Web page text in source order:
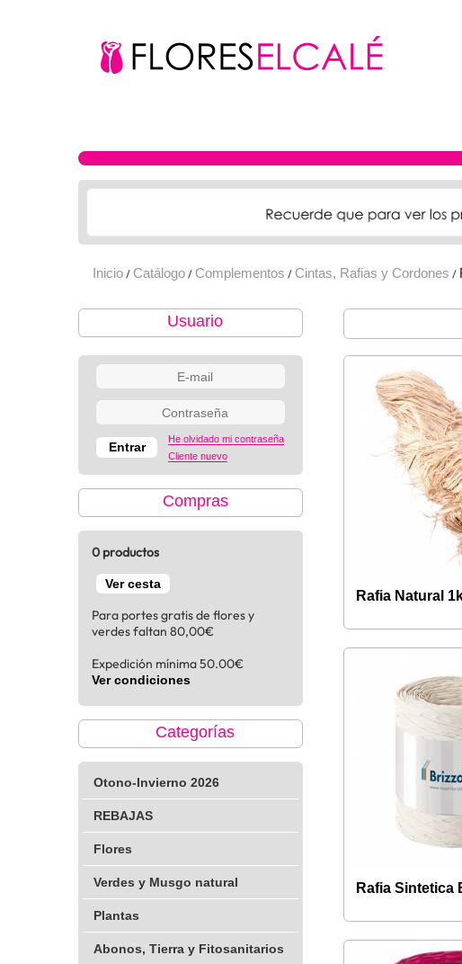
Inicio / Catálogo / Complementos / Cintas, Rafias y Cordones /
Usuario
He olvidado mi contraseña
Cliente nuevo
Compras
0 productos
Ver cesta
Para portes gratis de flores y
verdes faltan 80,00€
Expedición mínima 50.00€
Ver condiciones
Categorías
Otono-Invierno 2026
REBAJAS
Flores
Verdes y Musgo natural
Plantas
Abonos, Tierra y Fitosanitarios
Rafia Natural
Rafia Sintetica